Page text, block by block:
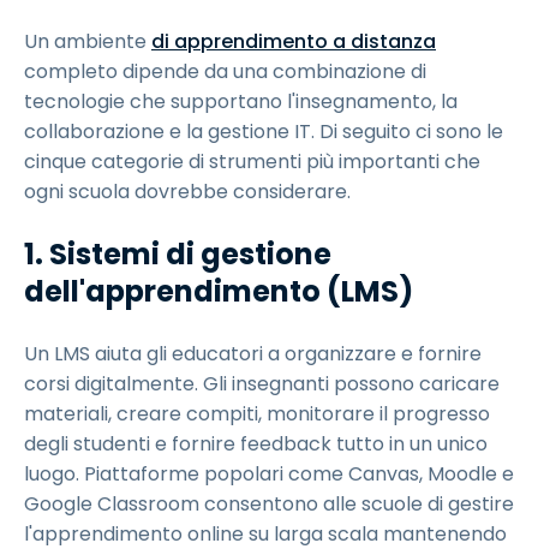
Un ambiente di apprendimento a distanza
completo dipende da una combinazione di
tecnologie che supportano l'insegnamento, la
collaborazione e la gestione IT. Di seguito ci sono le
cinque categorie di strumenti più importanti che
ogni scuola dovrebbe considerare.
1. Sistemi di gestione
dell'apprendimento (LMS)
Un LMS aiuta gli educatori a organizzare e fornire
corsi digitalmente. Gli insegnanti possono caricare
materiali, creare compiti, monitorare il progresso
degli studenti e fornire feedback tutto in un unico
luogo. Piattaforme popolari come Canvas, Moodle e
Google Classroom consentono alle scuole di gestire
l'apprendimento online su larga scala mantenendo